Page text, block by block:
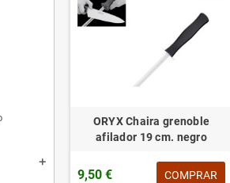
add
ORYX Chaira grenoble
afilador 19 cm. negro
9,50 € COMPRAR